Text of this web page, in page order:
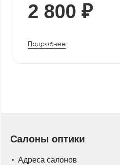
2 800 ₽
Подробнее
Салоны оптики
Адреса салонов